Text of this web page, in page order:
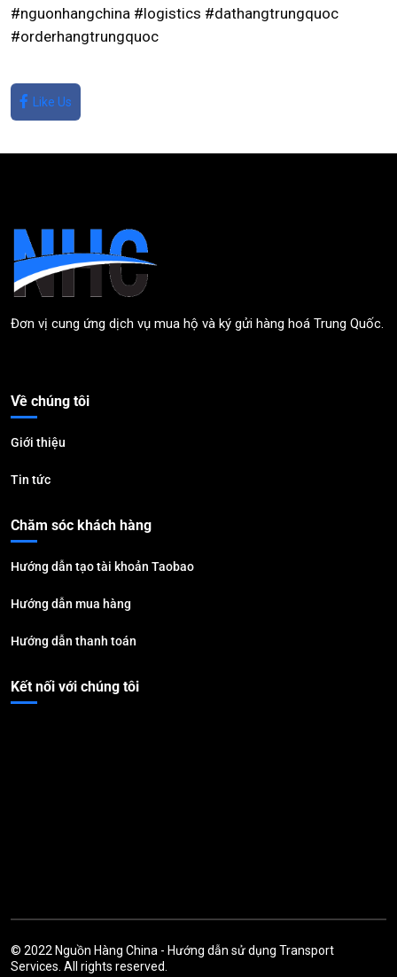
#nguonhangchina #logistics #dathangtrungquoc
#orderhangtrungquoc
Like Us
Đơn vị cung ứng dịch vụ mua hộ và ký gửi hàng hoá Trung Quốc.
Về chúng tôi
Giới thiệu
Tin tức
Chăm sóc khách hàng
Hướng dẫn tạo tài khoản Taobao
Hướng dẫn mua hàng
Hướng dẫn thanh toán
Kết nối với chúng tôi
© 2022 Nguồn Hàng China - Hướng dẫn sử dụng Transport
Services. All rights reserved.